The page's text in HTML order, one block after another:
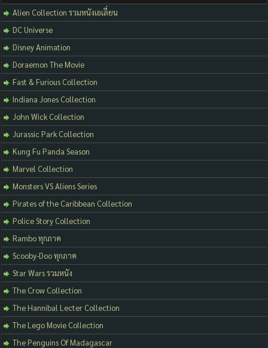
Alien Collection รวมหนังเอเลี่ยน
DC Universe
Disney Animation
Doraemon The Movie
Fast & Furious Collection
Indiana Jones Collection
John Wick Collection
Jurassic Park Collection
Kung Fu Panda Season
Marvel Collection
Monsters VS Aliens Series
Pirates of the Caribbean Collection
Police Story Collection
Rambo ทุกภาค
Scooby-Doo ทุกภาค
Star Wars รวมหนัง
The Crow Collection
The Hannibal Lecter Collection
The Lego Movie Collection
The Penguins Of Madagascar